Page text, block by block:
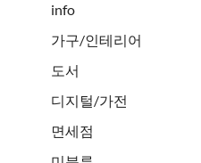
info
가구/인테리어
도서
디지털/가전
면세점